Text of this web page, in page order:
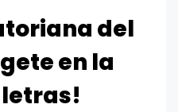
del
en la